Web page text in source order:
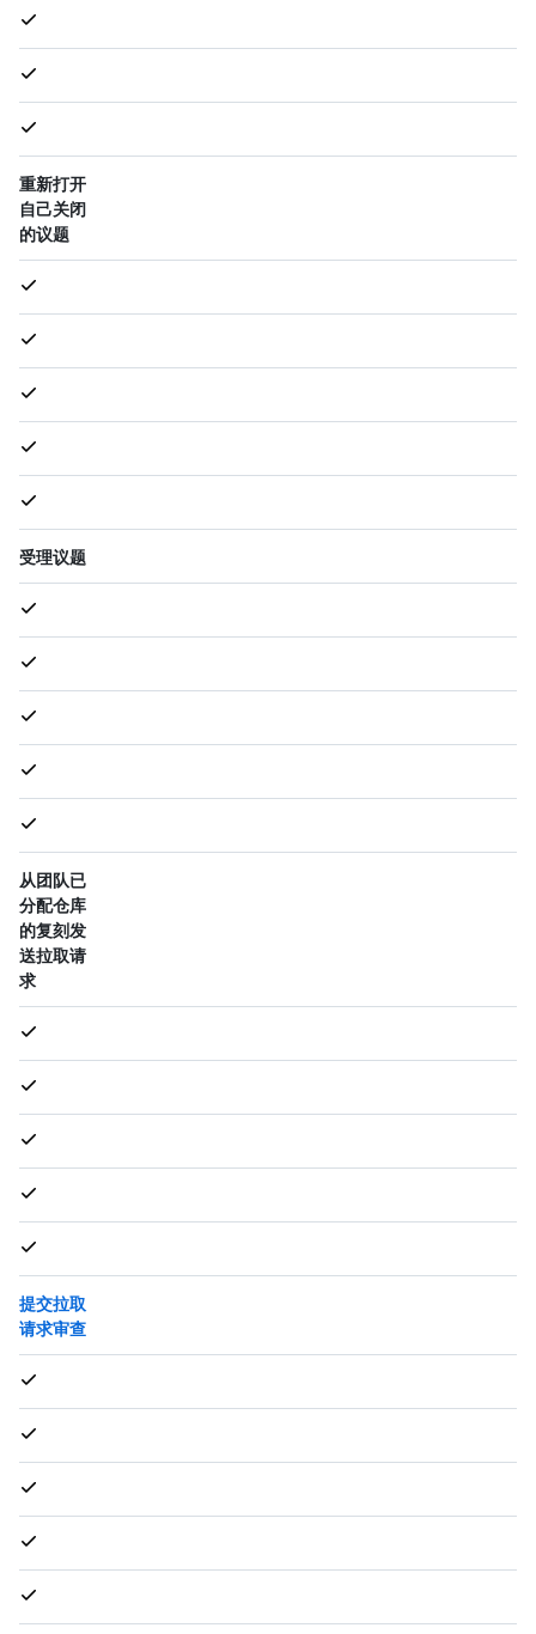
重新打开
自己关闭
的议题
受理议题
从团队已
分配仓库
的复刻发
送拉取请
求
提交拉取
请求审查